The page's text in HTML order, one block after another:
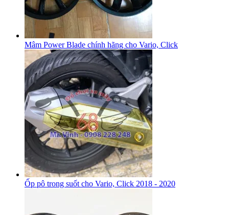
Mâm Power Blade chính hãng cho Vario, Click
Ốp pô trong suốt cho Vario, Click 2018 - 2020